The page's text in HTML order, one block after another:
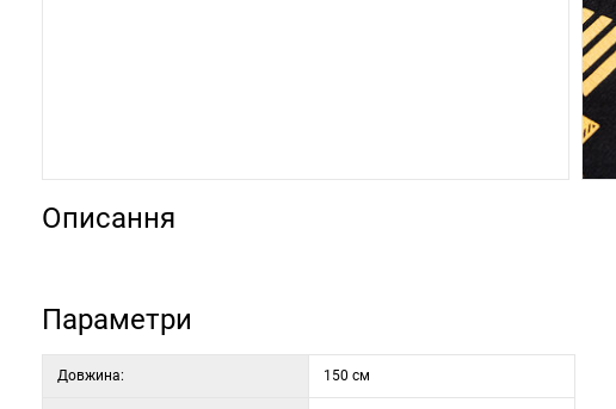
Описання
Параметри
Довжина: 150 см